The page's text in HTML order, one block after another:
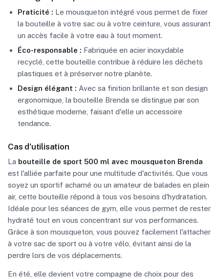
Praticité : Le mousqueton intégré vous permet de fixer
la bouteille à votre sac ou à votre ceinture, vous assurant
un accès facile à votre eau à tout moment.
Éco-responsable : Fabriquée en acier inoxydable
recyclé, cette bouteille contribue à réduire les déchets
plastiques et à préserver notre planète.
Design élégant : Avec sa finition brillante et son design
ergonomique, la bouteille Brenda se distingue par son
esthétique moderne, faisant d'elle un accessoire
tendance.
Cas d'utilisation
La bouteille de sport 500 ml avec mousqueton Brenda
est l'alliée parfaite pour une multitude d'activités. Que vous
soyez un sportif acharné ou un amateur de balades en plein
air, cette bouteille répond à tous vos besoins d'hydratation.
Idéale pour les séances de gym, elle vous permet de rester
hydraté tout en vous concentrant sur vos performances.
Grâce à son mousqueton, vous pouvez facilement l'attacher
à votre sac de sport ou à votre vélo, évitant ainsi de la
perdre lors de vos déplacements.
En été, elle devient votre compagne de choix pour des